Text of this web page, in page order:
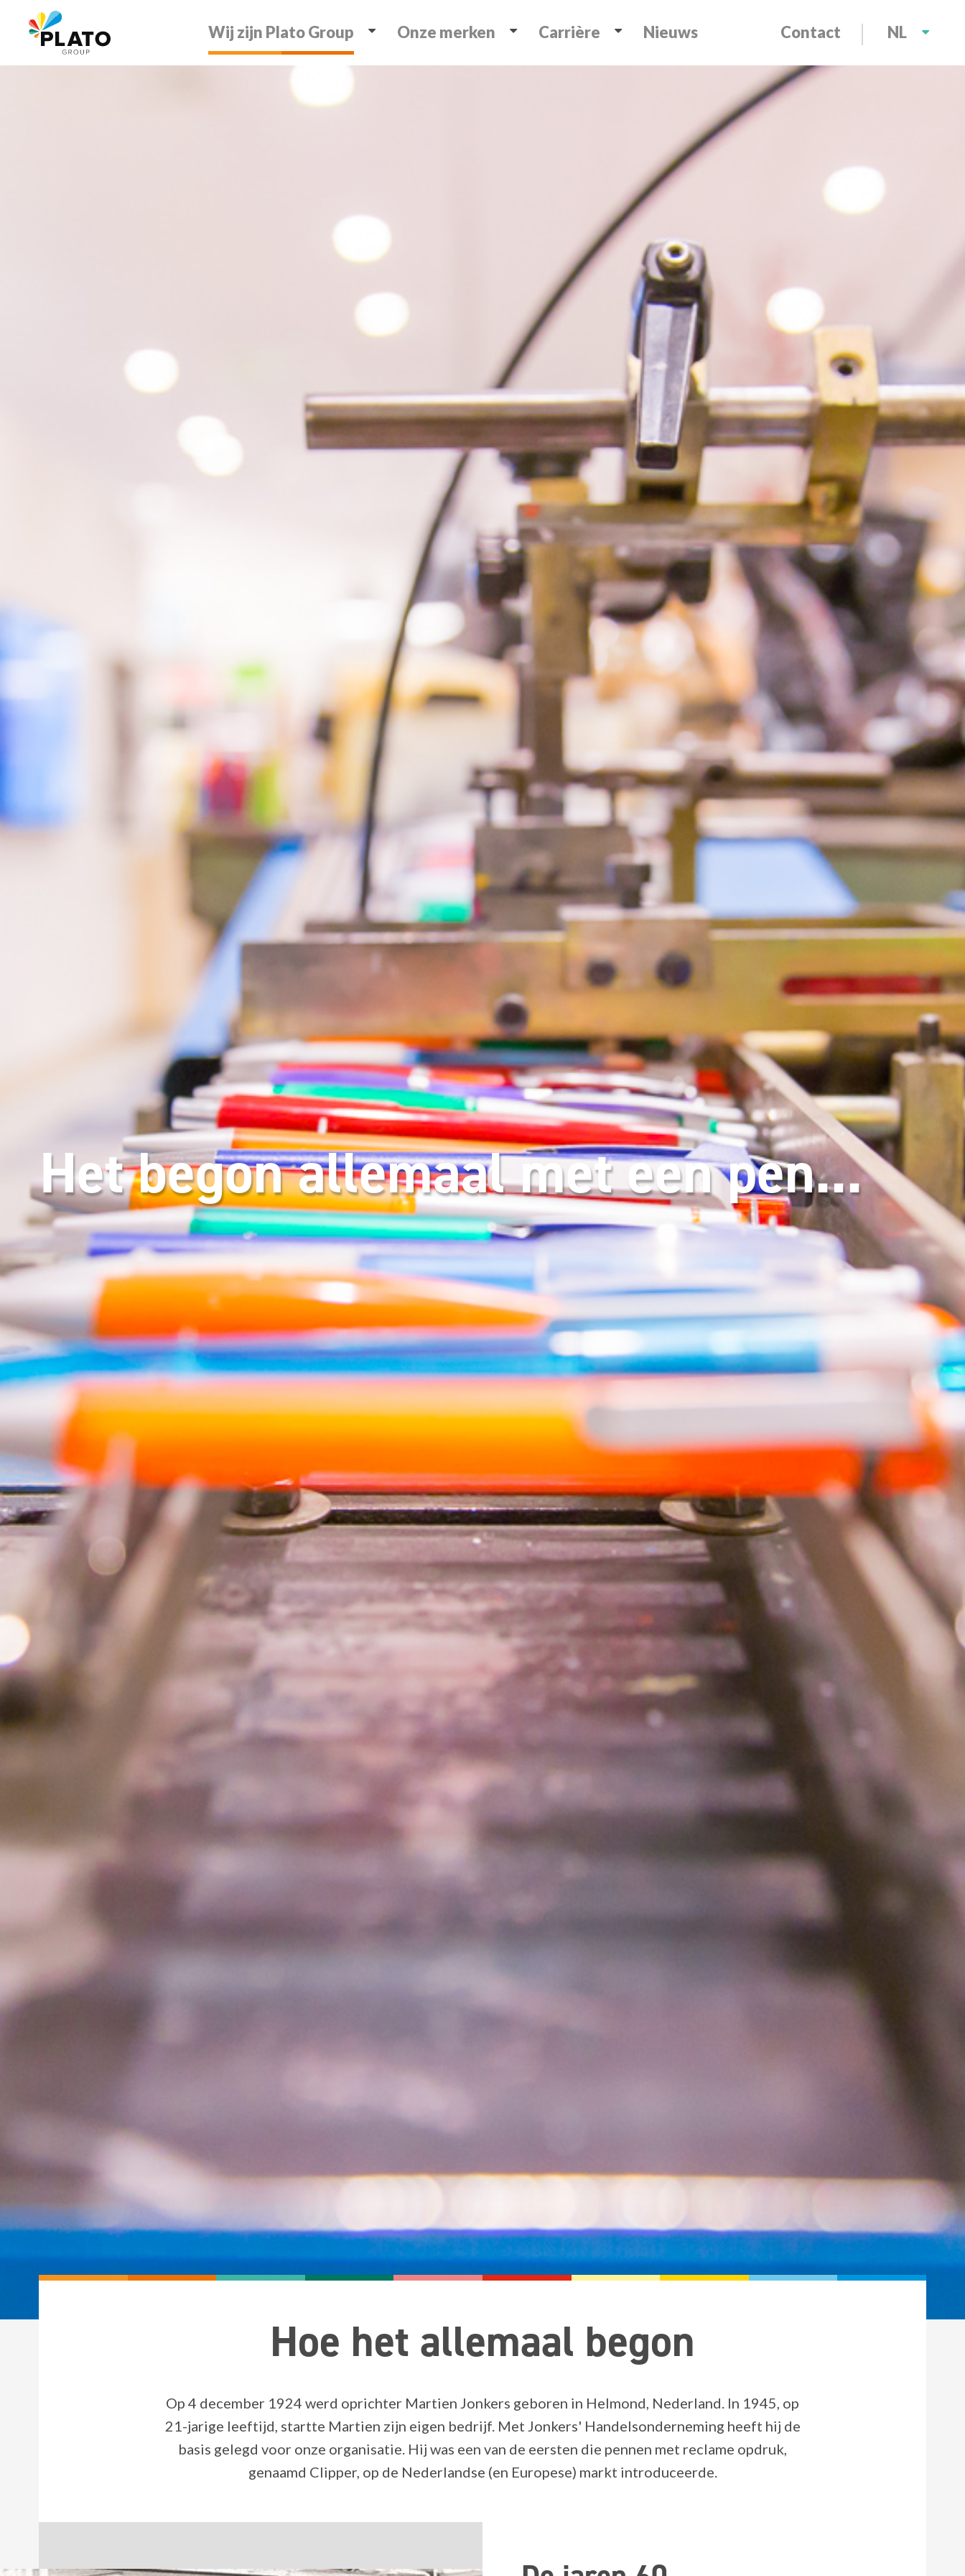
OVERSLAAN
Wij zijn Plato Group Onze merken Carrière Nieuws Contact NL
Het begon allemaal met een pen...
Hoe het allemaal begon
Op 4 december 1924 werd oprichter Martien Jonkers geboren in Helmond, Nederland. In 1945, op
21-jarige leeftijd, startte Martien zijn eigen bedrijf. Met Jonkers' Handelsonderneming heeft hij de
basis gelegd voor onze organisatie. Hij was een van de eersten die pennen met reclame opdruk,
genaamd Clipper, op de Nederlandse (en Europese) markt introduceerde.